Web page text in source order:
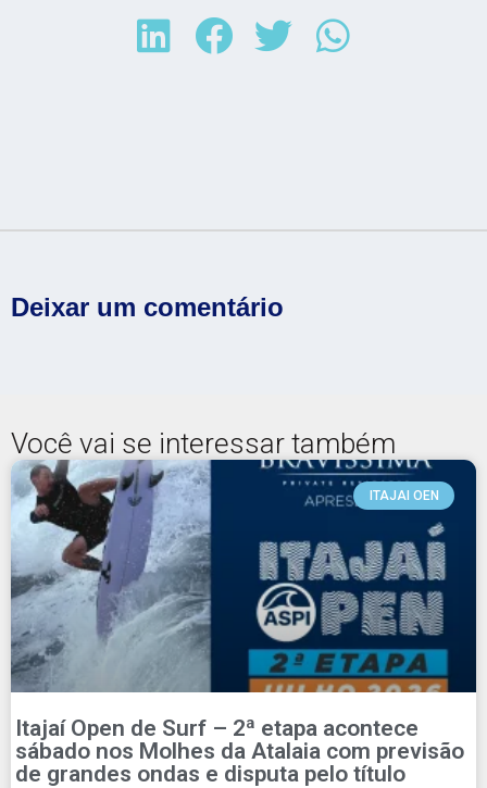
Deixar um comentário
Você vai se interessar também
ITAJAI OEN
Itajaí Open de Surf – 2ª etapa acontece
sábado nos Molhes da Atalaia com previsão
de grandes ondas e disputa pelo título